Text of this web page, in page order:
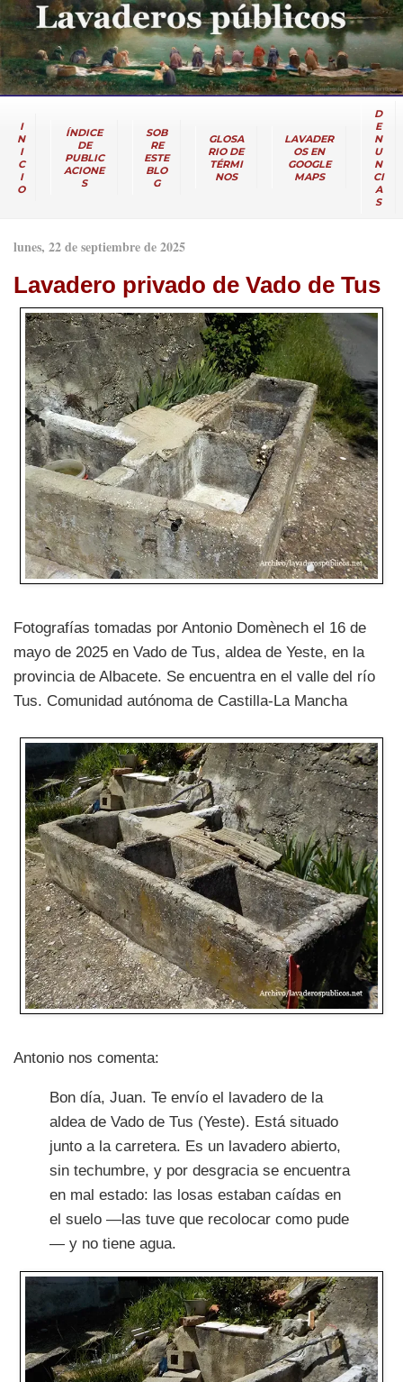
I
N
I
C
I
O
ÍNDICE
DE
PUBLIC
ACIONE
S
SOB
RE
ESTE
BLO
G
GLOSA
RIO DE
TÉRMI
NOS
LAVADER
OS EN
GOOGLE
MAPS
D
E
N
U
N
CI
A
S
lunes, 22 de septiembre de 2025
Lavadero privado de Vado de Tus
Fotografías tomadas por Antonio Domènech el 16 de
mayo de 2025 en Vado de Tus, aldea de Yeste, en la
provincia de Albacete. Se encuentra en el valle del río
Tus. Comunidad autónoma de Castilla-La Mancha
Antonio nos comenta:
Bon día, Juan. Te envío el lavadero de la
aldea de Vado de Tus (Yeste). Está situado
junto a la carretera. Es un lavadero abierto,
sin techumbre, y por desgracia se encuentra
en mal estado: las losas estaban caídas en
el suelo —las tuve que recolocar como pude
— y no tiene agua.